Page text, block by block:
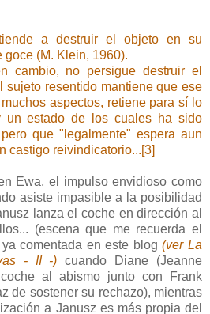
a destruir el objeto en su
(M. Klein, 1960).
cambio, no persigue destruir el
sujeto resentido mantiene que ese
aspectos, retiene para sí lo
un estado de los cuales ha sido
que "legalmente" espera aun
castigo reivindicatorio...[3]
Ewa, el impulso envidioso como
asiste impasible a la posibilidad
lanza el coche en dirección al
(escena que me recuerda el
comentada en este blog(ver La
- II -) cuando Diane (Jeanne
al abismo junto con Frank
de sostener su rechazo), mientras
a Janusz es más propia del